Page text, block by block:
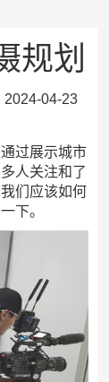
规划
04-23
过展示城市
人关注和了
们应该如何
下。